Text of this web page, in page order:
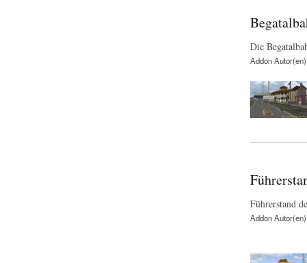
Die
Addon Autor(en)
Führerstand
Addon Autor(en)